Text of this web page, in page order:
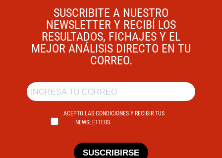
SUSCRIBITE A NUESTRO
NEWSLETTER Y RECIBÍ LOS
RESULTADOS, FICHAJES Y EL
MEJOR ANÁLISIS DIRECTO EN TU
CORREO.
ACEPTO LAS CONDICIONES Y RECIBIR TUS
NEWSLETTERS.
SUSCRIBIRSE